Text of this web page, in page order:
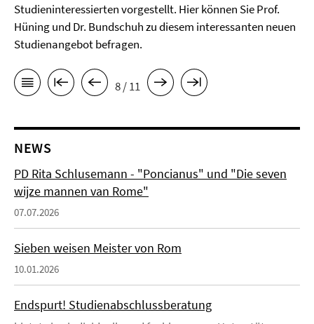
Studieninteressierten vorgestellt. Hier können Sie Prof.
Hüning und Dr. Bundschuh zu diesem interessanten neuen
Studienangebot befragen.
8 / 11
NEWS
PD Rita Schlusemann - "Poncianus" und "Die seven
wijze mannen van Rome"
07.07.2026
Sieben weisen Meister von Rom
10.01.2026
Endspurt! Studienabschlussberatung